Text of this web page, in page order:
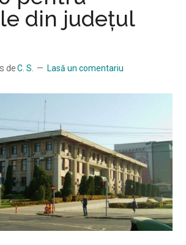
din județul
deC. S. Lasă un comentariu